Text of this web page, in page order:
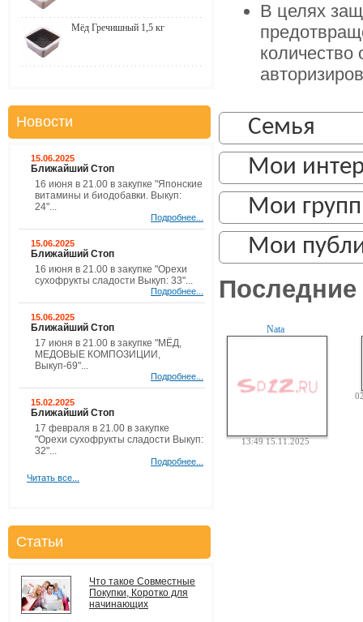
В целях
Семья
Мои
Мои
Мои
Последние
Nata
13:49 15.11.2025
Мёд Гречишный 1,5 кг
Новости
15.06.2025
Ближайший Стоп
16 июня в 21.00 в закупке "Японские
витамины и биодобавки. Выкуп:
24"...
Подробнее...
15.06.2025
Ближайший Стоп
16 июня в 21.00 в закупке "Орехи
сухофрукты сладости Выкуп: 33"...
Подробнее...
15.06.2025
Ближайший Стоп
17 июня в 21.00 в закупке "МЁД,
МЕДОВЫЕ КОМПОЗИЦИИ,
Выкуп-69"...
Подробнее...
15.02.2025
Ближайший Стоп
17 февраля в 21.00 в закупке
"Орехи сухофрукты сладости Выкуп:
32"...
Подробнее...
Читать все...
Статьи
Что такое Совместные
Покупки, Коротко для
начинающих